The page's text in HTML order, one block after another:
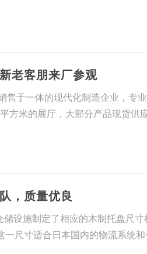
老客朋来厂参观
于一体的现代化制造企业，专
方米的展厅，大部分产品现货供
，质量优良
设施制定了相应的木制托盘尺寸
尺寸适合日本国内的物流系统